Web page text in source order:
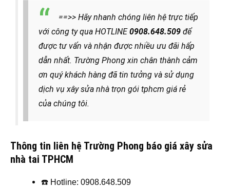
==>> Hãy nhanh chóng liên hệ trực tiếp
với công ty qua HOTLINE0908.648.509 để
được tư vấn và nhận được nhiều ưu đãi hấp
dẫn nhất. Trường Phong xin chân thành cảm
ơn quý khách hàng đã tin tưởng và sử dụng
dịch vụ xây sửa nhà trọn gói tphcm giá rẻ
của chúng tôi.
Thông tin liên hệ Trường Phong báo giá xây sửa
nhà tai TPHCM
☎️ Hotline: 0908.648.509